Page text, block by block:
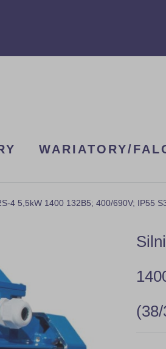
WARIATORY/
4 5,5kW 1400 132B5; 400/690V; IP55